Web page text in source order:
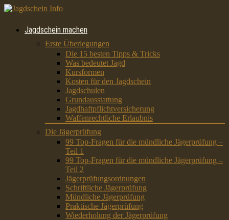
Jagdschein machen
Erste Überlegungen
Die 15 besten Tipps & Tricks
Was bedeutet Jagd
Kursformen
Kosten für den Jagdschein
Jagdschulen
Grundausstattung
Jagdhaftpflichtversicherung
Waffenrechtliche Erlaubnis
Die Jägerprüfung
99 Top-Fragen für die mündliche Jägerprüfung –
Teil 1
99 Top-Fragen für die mündliche Jägerprüfung –
Teil 2
Jägerprüfungsordnungen
Schriftliche Jägerprüfung
Mündliche Jägerprüfung
Praktische Jägerprüfung
Wiederholung der Jägerprüfung